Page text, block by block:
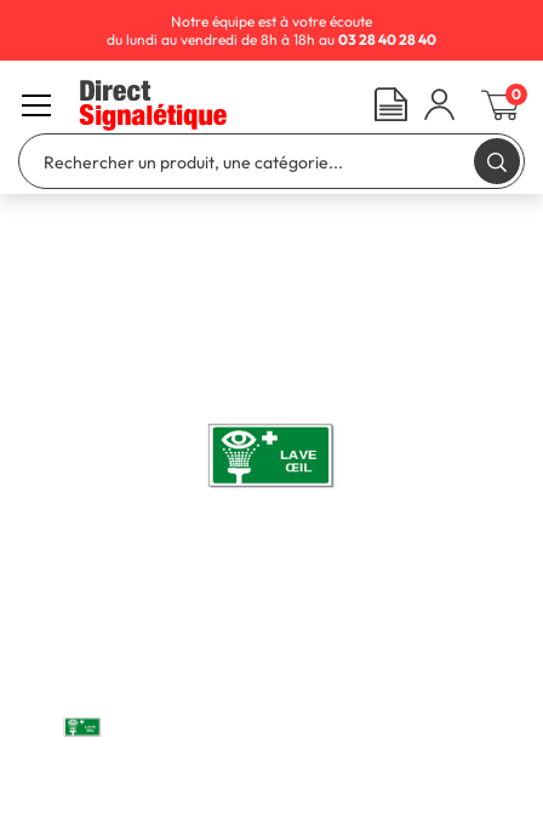
Notre équipe est à votre écoute
du lundi au vendredi de 8h à 18h au 03 28 40 28 40
0